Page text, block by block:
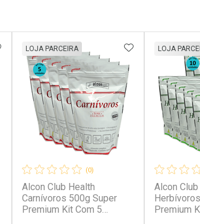
AOS FAVORITOS
(0)
Alcon Club Health
Carnívoros 500g Super
Premium Kit Com 5
LOJA PARCEIRA ADICIONAR
Alcon
Premium
LOJA